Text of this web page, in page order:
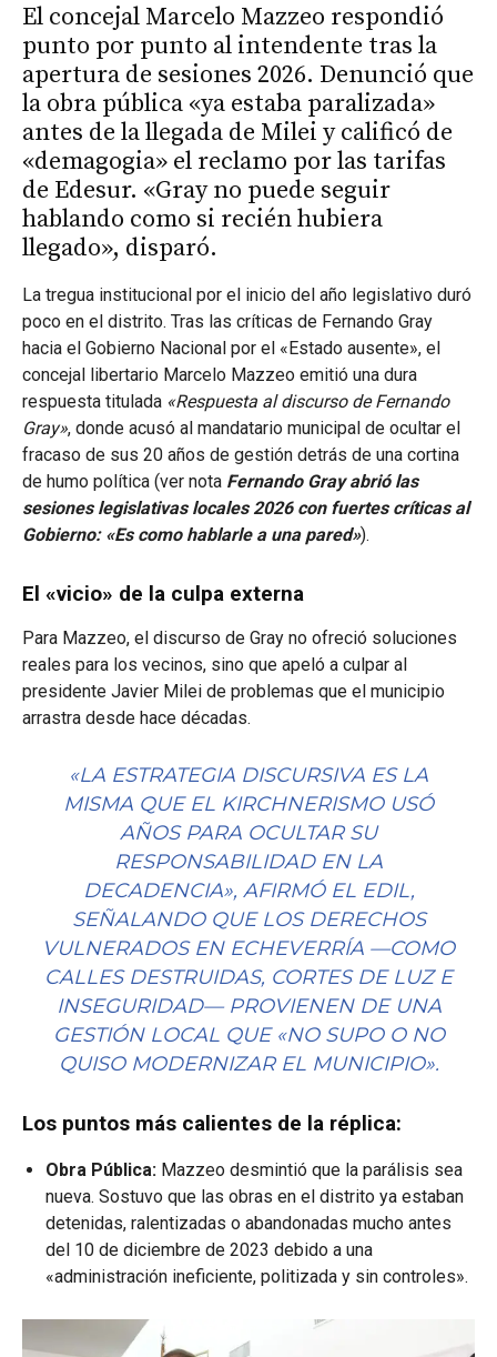
El concejal Marcelo Mazzeo respondió
punto por punto al intendente tras la
apertura de sesiones 2026. Denunció que
la obra pública «ya estaba paralizada»
antes de la llegada de Milei y calificó de
«demagogia» el reclamo por las tarifas
de Edesur. «Gray no puede seguir
hablando como si recién hubiera
llegado», disparó.
La tregua institucional por el inicio del año legislativo duró
poco en el distrito. Tras las críticas de Fernando Gray
hacia el Gobierno Nacional por el «Estado ausente», el
concejal libertario Marcelo Mazzeo emitió una dura
respuesta titulada «Respuesta al discurso de Fernando
Gray», donde acusó al mandatario municipal de ocultar el
fracaso de sus 20 años de gestión detrás de una cortina
de humo política (ver nota Fernando Gray abrió las
sesiones legislativas locales 2026 con fuertes críticas al
Gobierno: «Es como hablarle a una pared»).
El «vicio» de la culpa externa
Para Mazzeo, el discurso de Gray no ofreció soluciones
reales para los vecinos, sino que apeló a culpar al
presidente Javier Milei de problemas que el municipio
arrastra desde hace décadas.
«LA ESTRATEGIA DISCURSIVA ES LA
MISMA QUE EL KIRCHNERISMO USÓ
AÑOS PARA OCULTAR SU
RESPONSABILIDAD EN LA
DECADENCIA», AFIRMÓ EL EDIL,
SEÑALANDO QUE LOS DERECHOS
VULNERADOS EN ECHEVERRÍA —COMO
CALLES DESTRUIDAS, CORTES DE LUZ E
INSEGURIDAD— PROVIENEN DE UNA
GESTIÓN LOCAL QUE «NO SUPO O NO
QUISO MODERNIZAR EL MUNICIPIO».
Los puntos más calientes de la réplica:
Obra Pública: Mazzeo desmintió que la parálisis sea
nueva. Sostuvo que las obras en el distrito ya estaban
detenidas, ralentizadas o abandonadas mucho antes
del 10 de diciembre de 2023 debido a una
«administración ineficiente, politizada y sin controles».